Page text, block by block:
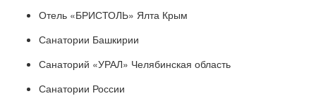
Отель «БРИСТОЛЬ» Ялта Крым
Санатории Башкирии
Санаторий «УРАЛ» Челябинская область
Санатории России